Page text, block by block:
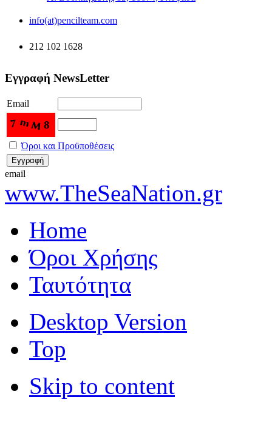
info(at)pencilteam.com
212 102 1628
Εγγραφή NewsLetter
Email
Όροι και Προϋποθέσεις
email
www.TheSeaNation.gr
Home
Όροι Χρήσης
Ταυτότητα
Desktop Version
Top
Skip to content